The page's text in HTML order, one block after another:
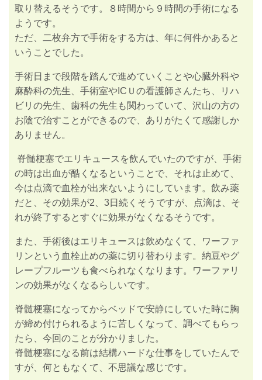
取り替えるそうです。８時間から９時間の手術になる
ようです。
ただ、二枚弁方で手術をする方は、年に何件かあると
いうことでした。
手術日まで段階を踏んで進めていくことや心臓外科や
麻酔科の先生、手術室やICＵの看護師さんたち、リハ
ビリの先生、歯科の先生も関わっていて、沢山の方の
お陰で治すことができるので、ありがたくて感謝しか
ありません。
脊髄梗塞でエリキュースを飲んでいたのですが、手術
の時は出血が酷くなるということで、それは止めて、
今は点滴で血栓が出来ないようにしています。飲み薬
だと、その効果が2、3日続くそうですが、点滴は、そ
れが終了するとすぐに効果がなくなるそうです。
また、手術後はエリキュースは飲めなくて、ワーファ
リンという血栓止めの薬に切り替わります。納豆やグ
レープフルーツも食べられなくなります。ワーファリ
ンの効果がなくなるらしいです。
脊髄梗塞になってからベッドで安静にしていた時に胸
が締め付けられるように苦しくなって、調べてもらっ
たら、今回のことが分かりました。
脊髄梗塞になる前は結構ハードな仕事をしていたんで
すが、何ともなくて、不思議な感じです。